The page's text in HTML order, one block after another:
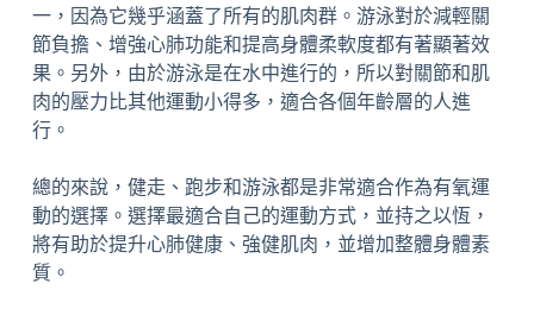
一，因為它幾乎涵蓋了所有的肌肉群。游泳對於減輕關
節負擔、增強心肺功能和提高身體柔軟度都有著顯著效
果。另外，由於游泳是在水中進行的，所以對關節和肌
肉的壓力比其他運動小得多，適合各個年齡層的人進
行。
總的來說，健走、跑步和游泳都是非常適合作為有氧運
動的選擇。選擇最適合自己的運動方式，並持之以恆，
將有助於提升心肺健康、強健肌肉，並增加整體身體素
質。